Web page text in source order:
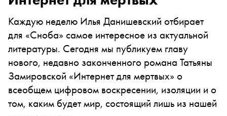
Каждую неделю Илья Данишевский отбирает
для «Сноба» самое интересное из актуальной
литературы. Сегодня мы публикуем главу
нового, недавно законченного романа Татьяны
Замировской «Интернет для мертвых» о
всеобщем цифровом воскресении, изоляции и о
том, каким будет мир, состоящий лишь из нашей